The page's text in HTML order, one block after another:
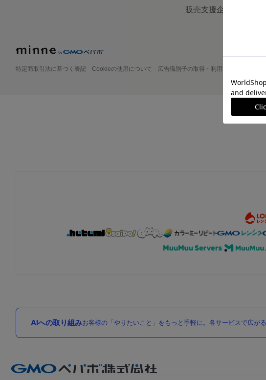
販売支援企画・イベン
特定商取引法に基づく表記 Cookieの使用について 広告識別子の取得・利用 プライバシ
AIへの取り組みお客様の「やりたいこと」をもっと手軽に。各サービスで広が